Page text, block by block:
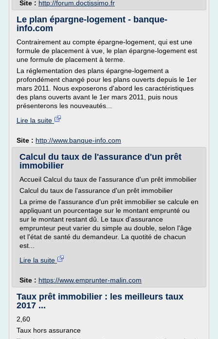
Site : http://forum.doctissimo.fr
Le plan épargne-logement - banque-
info.com
Contrairement au compte épargne-logement, qui est une
formule de placement à vue, le plan épargne-logement est
une formule de placement à terme.
La réglementation des plans épargne-logement a
profondément changé pour les plans ouverts depuis le 1er
mars 2011. Nous exposerons d'abord les caractéristiques
des plans ouverts avant le 1er mars 2011, puis nous
présenterons les nouveautés...
Lire la suite
Site : http://www.banque-info.com
Calcul du taux de l'assurance d'un prêt
immobilier
Accueil Calcul du taux de l'assurance d'un prêt immobilier
Calcul du taux de l'assurance d'un prêt immobilier
La prime de l'assurance d'un prêt immobilier se calcule en
appliquant un pourcentage sur le montant emprunté ou
sur le montant restant dû. Le taux d'assurance
emprunteur peut varier du simple au double, selon l'âge
et l'état de santé du demandeur. La quotité de chacun
est...
Lire la suite
Site : https://www.emprunter-malin.com
Taux prêt immobilier : les meilleurs taux
2017 ...
2,60
Taux hors assurance